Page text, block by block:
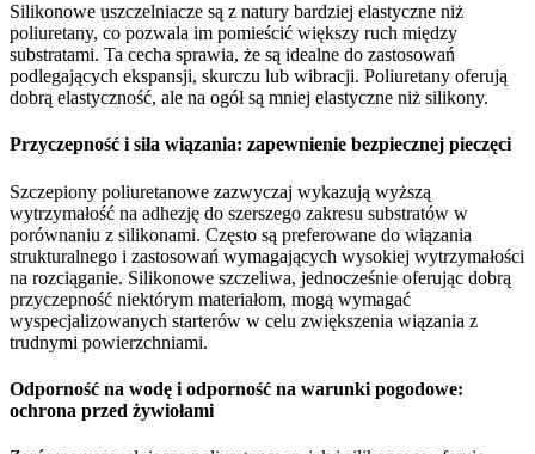
Silikonowe uszczelniacze są z natury bardziej elastyczne niż
poliuretany, co pozwala im pomieścić większy ruch między
substratami. Ta cecha sprawia, że ​​są idealne do zastosowań
podlegających ekspansji, skurczu lub wibracji. Poliuretany oferują
dobrą elastyczność, ale na ogół są mniej elastyczne niż silikony.
Przyczepność i siła wiązania: zapewnienie bezpiecznej pieczęci
Szczepiony poliuretanowe zazwyczaj wykazują wyższą
wytrzymałość na adhezję do szerszego zakresu substratów w
porównaniu z silikonami. Często są preferowane do wiązania
strukturalnego i zastosowań wymagających wysokiej wytrzymałości
na rozciąganie. Silikonowe szczeliwa, jednocześnie oferując dobrą
przyczepność niektórym materiałom, mogą wymagać
wyspecjalizowanych starterów w celu zwiększenia wiązania z
trudnymi powierzchniami.
Odporność na wodę i odporność na warunki pogodowe:
ochrona przed żywiołami